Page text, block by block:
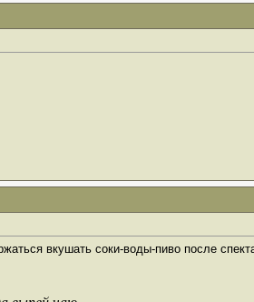
вкушать соки-воды-пиво после